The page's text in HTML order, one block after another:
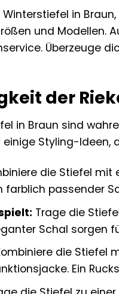
in
und Modellen.
Überzeuge
der
in Braun sind
einige Styling-Ideen,
die Stiefel
farblich passender
Trage die
Schal sorgen
die Stiefel
Ein